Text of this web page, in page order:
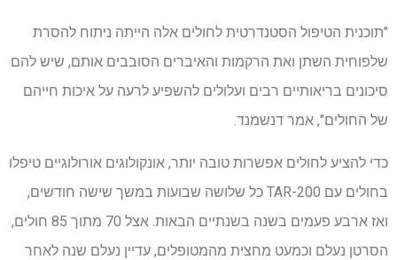
"תוכנית הטיפול הסטנדרטית לחולים אלה הייתה ניתוח להסרת
שלפוחית השתן ואת הרקמות והאיברים הסובבים אותם, שיש להם
סיכונים בריאותיים רבים ועלולים להשפיע לרעה על איכות חייהם
של החולים", אמר דנשמנד.
כדי להציע לחולים אפשרות טובה יותר, אונקולוגים אורולוגיים טיפלו
בחולים עם TAR-200 כל שלושה שבועות במשך שישה חודשים,
ואז ארבע פעמים בשנה בשנתיים הבאות. אצל 70 מתוך 85 חולים,
הסרטן נעלם וכמעט מחצית מהמטופלים, עדיין נעלם שנה לאחר